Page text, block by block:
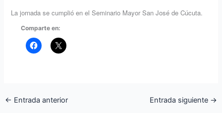
La jornada se cumplió en el Seminario Mayor San José de Cúcuta.
Comparte en:
← Entrada anterior Entrada siguiente →